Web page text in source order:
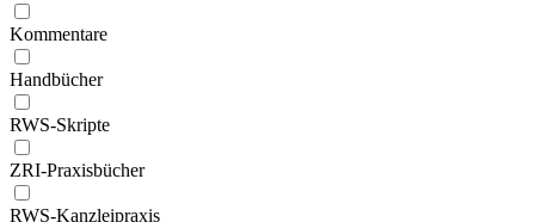
Kommentare
Handbücher
RWS-Skripte
ZRI-Praxisbücher
RWS-Kanzleipraxis